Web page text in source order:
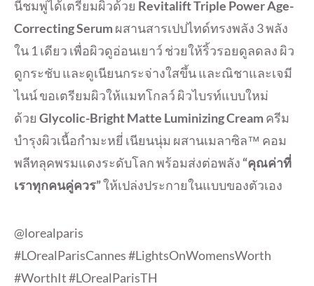
นี้ชมพู่ได้เตรียมผิวด้วย Revitalift Triple Power Age-
Correcting Serumผสานสารเปปไทด์ทรงพลัง 3 พลัง
ใน 1 เดียว เพื่อผิวดูอ่อนเยาว์ ช่วยให้ริ้วรอยดูลดลง ผิว
ดูกระชับ และดูเนียนกระจ่างใสขึ้น และณิชาและเจมี
ไนน์ ขอเตรียมผิวให้แมทโกลว์ ผิวไบรท์แบบใหม่
ด้วย Glycolic-Bright Matte Luminizing Creamครีม
บำรุงผิวเนื้อกำมะหยี่ เนียนนุ่ม ผสานเมลาซิล™ คอม
พลีทลุคพรมแดงระดับโลก พร้อมส่งต่อพลัง “คุณค่าที่
เราทุกคนคู่ควร”ให้เปล่งประกายในแบบของตัวเอง
@lorealparis
#LOrealParisCannes #LightsOnWomensWorth
#WorthIt #LOrealParisTH